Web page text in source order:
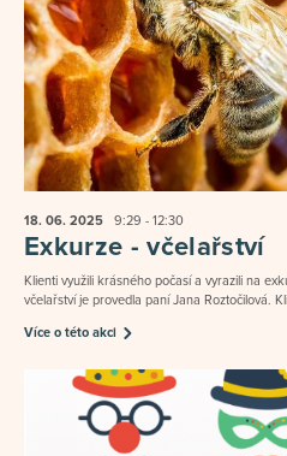
18. 06. 2025 9:29 - 12:30
Exkurze - včelařství
Klienti využili krásného počasí a vyrazili na
včelařství je provedla paní Jana Roztočilová.
Více o této akci